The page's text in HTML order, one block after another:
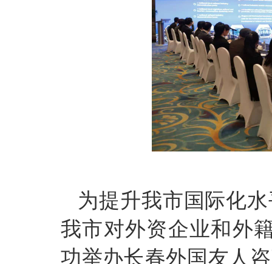
为提升我市国际化
我市对外资企业和外
功举办长春外国友人